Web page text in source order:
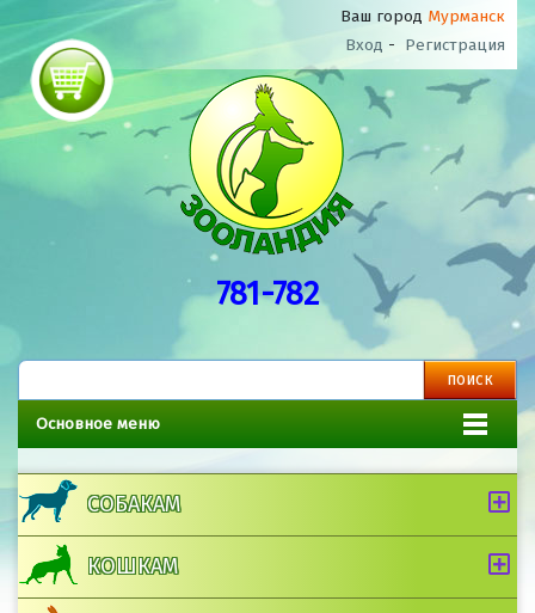
Ваш город Мурманск
Вход - Регистрация
781-782
Основное меню
СОБАКАМ
КОШКАМ